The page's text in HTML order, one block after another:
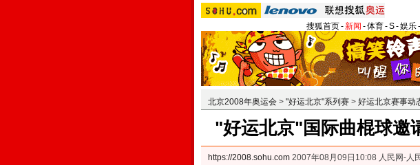
搜狐首页-新闻 -体育-S-娱乐-
北京2008年奥运会 > "好运北京"系列赛 > 好运北京赛事动
"好运北京"国际曲棍球邀
https://2008.sohu.com 2007年08月09日10:08 人民网-人